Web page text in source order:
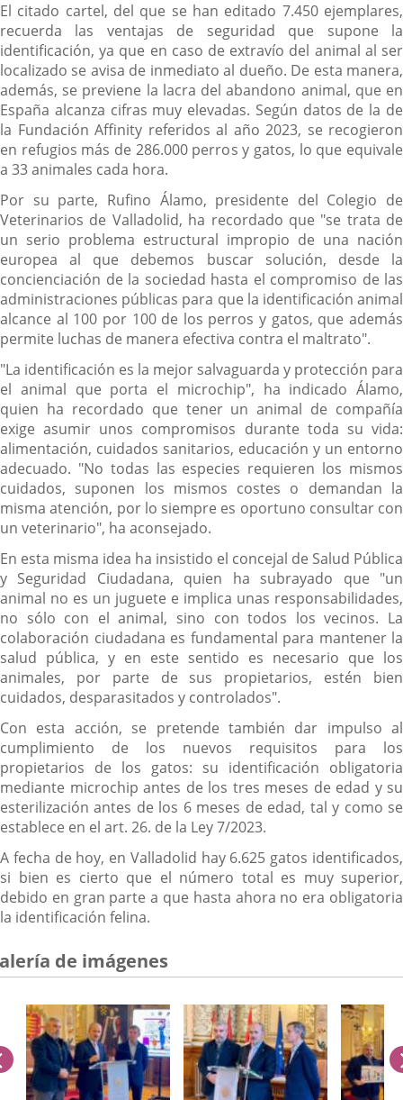
El citado cartel, del que se han editado 7.450 ejemplares,
recuerda las ventajas de seguridad que supone la
identificación, ya que en caso de extravío del animal al ser
localizado se avisa de inmediato al dueño. De esta manera,
además, se previene la lacra del abandono animal, que en
España alcanza cifras muy elevadas. Según datos de la de
la Fundación Affinity referidos al año 2023, se recogieron
en refugios más de 286.000 perros y gatos, lo que equivale
a 33 animales cada hora.
Por su parte, Rufino Álamo, presidente del Colegio de
Veterinarios de Valladolid, ha recordado que "se trata de
un serio problema estructural impropio de una nación
europea al que debemos buscar solución, desde la
concienciación de la sociedad hasta el compromiso de las
administraciones públicas para que la identificación animal
alcance al 100 por 100 de los perros y gatos, que además
permite luchas de manera efectiva contra el maltrato".
"La identificación es la mejor salvaguarda y protección para
el animal que porta el microchip", ha indicado Álamo,
quien ha recordado que tener un animal de compañía
exige asumir unos compromisos durante toda su vida:
alimentación, cuidados sanitarios, educación y un entorno
adecuado. "No todas las especies requieren los mismos
cuidados, suponen los mismos costes o demandan la
misma atención, por lo siempre es oportuno consultar con
un veterinario", ha aconsejado.
En esta misma idea ha insistido el concejal de Salud Pública
y Seguridad Ciudadana, quien ha subrayado que "un
animal no es un juguete e implica unas responsabilidades,
no sólo con el animal, sino con todos los vecinos. La
colaboración ciudadana es fundamental para mantener la
salud pública, y en este sentido es necesario que los
animales, por parte de sus propietarios, estén bien
cuidados, desparasitados y controlados".
Con esta acción, se pretende también dar impulso al
cumplimiento de los nuevos requisitos para los
propietarios de los gatos: su identificación obligatoria
mediante microchip antes de los tres meses de edad y su
esterilización antes de los 6 meses de edad, tal y como se
establece en el art. 26. de la Ley 7/2023.
A fecha de hoy, en Valladolid hay 6.625 gatos identificados,
si bien es cierto que el número total es muy superior,
debido en gran parte a que hasta ahora no era obligatoria
la identificación felina.
de imágenes
anterior